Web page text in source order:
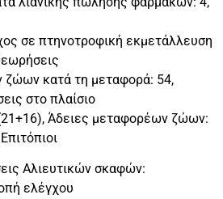
σε πτηνοτροφική εκμετάλλευση
ζώων κατά τη μεταφορά: 54,
στο πλαίσιο
Άδειες μεταφορέων ζώων:
Αλιευτικών σκαφών:
ελέγχου